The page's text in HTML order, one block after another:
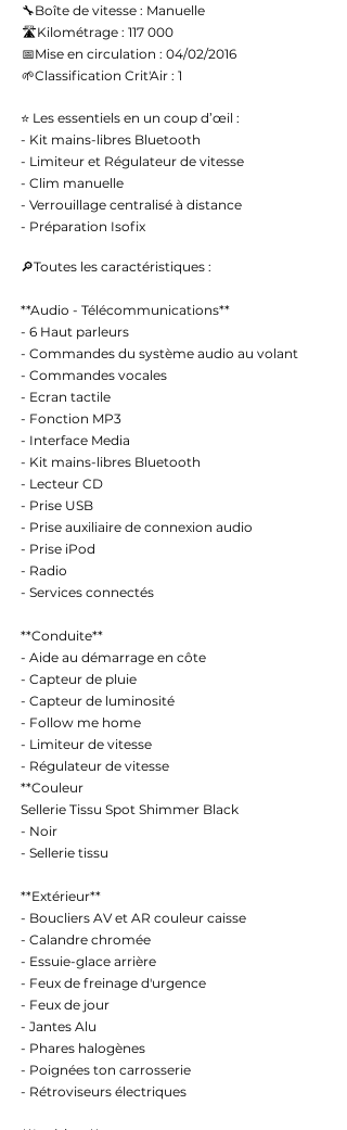
🔧Boîte de vitesse : Manuelle
🛣️Kilométrage : 117 000
📅Mise en circulation : 04/02/2016
🌱Classification Crit'Air : 1
⭐ Les essentiels en un coup d’œil :
- Kit mains-libres Bluetooth
- Limiteur et Régulateur de vitesse
- Clim manuelle
- Verrouillage centralisé à distance
- Préparation Isofix
🔎Toutes les caractéristiques :
**Audio - Télécommunications**
- 6 Haut parleurs
- Commandes du système audio au volant
- Commandes vocales
- Ecran tactile
- Fonction MP3
- Interface Media
- Kit mains-libres Bluetooth
- Lecteur CD
- Prise USB
- Prise auxiliaire de connexion audio
- Prise iPod
- Radio
- Services connectés
**Conduite**
- Aide au démarrage en côte
- Capteur de pluie
- Capteur de luminosité
- Follow me home
- Limiteur de vitesse
- Régulateur de vitesse
**Couleur
Sellerie Tissu Spot Shimmer Black
- Noir
- Sellerie tissu
**Extérieur**
- Boucliers AV et AR couleur caisse
- Calandre chromée
- Essuie-glace arrière
- Feux de freinage d'urgence
- Feux de jour
- Jantes Alu
- Phares halogènes
- Poignées ton carrosserie
- Rétroviseurs électriques